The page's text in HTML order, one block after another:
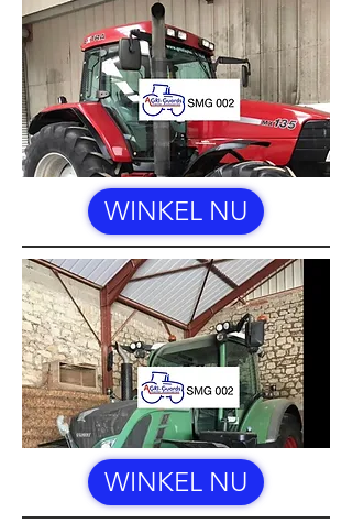
WINKEL NU
WINKEL NU